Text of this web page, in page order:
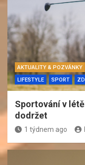
AKTUALITY & POZVÁNKY
LIFESTYLE
SPORT
Sportování v
dodržet
1 týdnem ago